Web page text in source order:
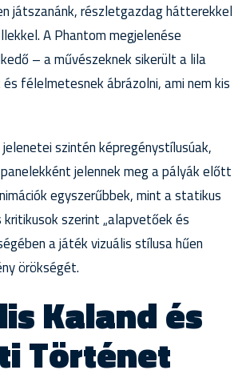
játszanánk, részletgazdag hátterekkel
A Phantom megjelenése
– a művészeknek sikerült a lila
félelmetesnek ábrázolni, ami nem kis
szintén képregénystílusúak,
jelennek meg a pályák előtt
egyszerűbbek, mint a statikus
szerint „alapvetőek és
a játék vizuális stílusa hűen
örökségét.
Kaland és
Történet